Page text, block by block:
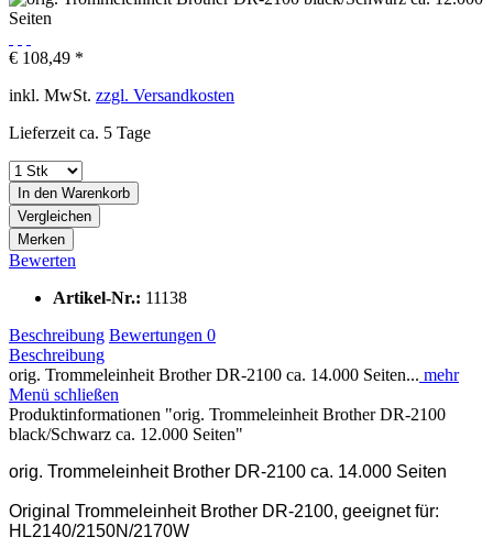
€ 108,49 *
inkl. MwSt. zzgl. Versandkosten
Lieferzeit ca. 5 Tage
In den Warenkorb
Vergleichen
Merken
Bewerten
Artikel-Nr.: 11138
Beschreibung Bewertungen 0
Beschreibung
orig. Trommeleinheit Brother DR-2100 ca. 14.000 Seiten... mehr
Menü schließen
Produktinformationen "orig. Trommeleinheit Brother DR-2100
black/Schwarz ca. 12.000 Seiten"
orig. Trommeleinheit Brother DR-2100 ca. 14.000 Seiten
Original Trommeleinheit Brother DR-2100, geeignet für:
HL2140/2150N/2170W